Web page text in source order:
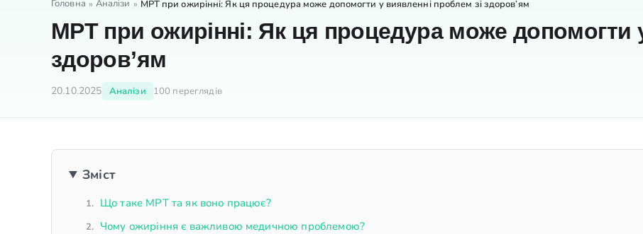
Головна » Аналізи » МРТ при ожирінні: Як ця процедура може допомогти у виявленні проблем зі здоров’ям
МРТ при ожирінні: Як ця процедура може допомогти
здоров’ям
20.10.2025 Аналізи 100 переглядів
Зміст
Що таке МРТ та як воно працює?
Чому ожиріння є важливою медичною проблемою?